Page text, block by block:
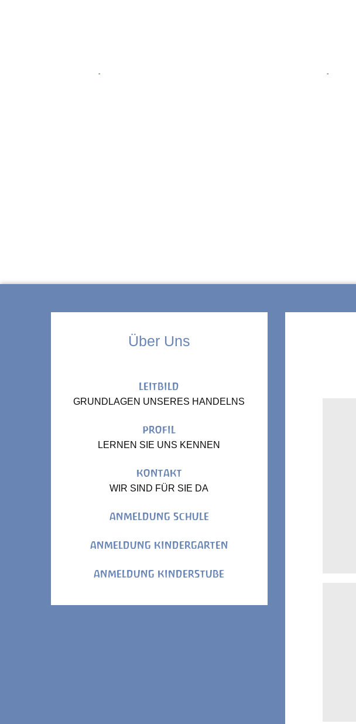
Über Uns
LEITBILD
GRUNDLAGEN UNSERES HANDELNS
PROFIL
LERNEN SIE UNS KENNEN
KONTAKT
WIR SIND FÜR SIE DA
ANMELDUNG SCHULE
ANMELDUNG KINDERGARTEN
ANMELDUNG KINDERSTUBE